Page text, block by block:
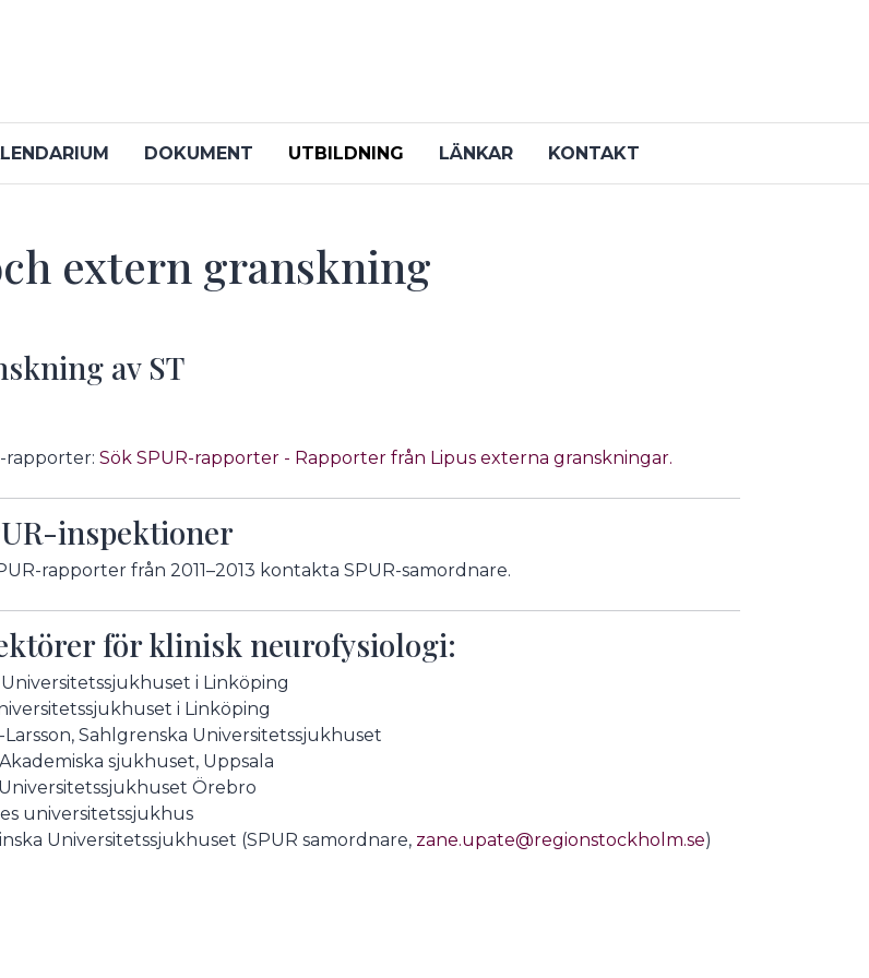
DOKUMENT UTBILDNING LÄNKAR KONTAKT
extern granskning
av ST
rapporter: Sök SPUR-rapporter - Rapporter från Lipus externa granskningar.
inspektioner
rapporter från 2011–2013 kontakta SPUR-samordnare.
för klinisk neurofysiologi:
i Linköping
i Linköping
Sahlgrenska Universitetssjukhuset
sjukhuset, Uppsala
Örebro
universitetssjukhus
Universitetssjukhuset (SPUR samordnare, zane.upate@regionstockholm.se)